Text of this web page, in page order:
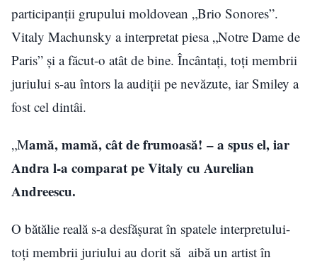
participanții grupului moldovean „Brio Sonores”.
Vitaly Machunsky a interpretat piesa „Notre Dame de
Paris” și a făcut-o atât de bine. Încântați, toți membrii
juriului s-au întors la audiții pe nevăzute, iar Smiley a
fost cel dintâi.
„Mamă, mamă, cât de frumoasă! – a spus el, iar
Andra l-a comparat pe Vitaly cu Aurelian
Andreescu.
O bătălie reală s-a desfășurat în spatele interpretului-
toți membrii juriului au dorit să aibă un artist în